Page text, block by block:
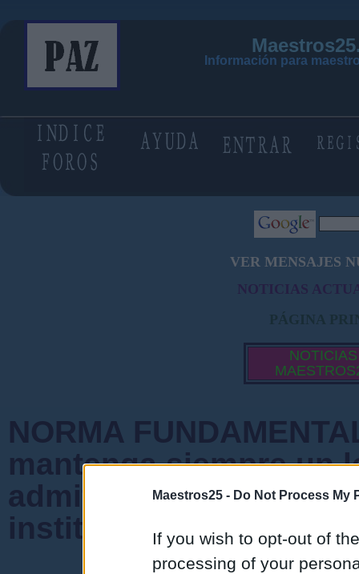
Maestros25 - Do Not Process My
If you wish to opt-out of
processing of your
Información para
VER MENSAJES
NOTICIAS
PÁGINA
NOTICIAS
NORMA
mantenga siempre un
admiten mensajes
instituciones ni que